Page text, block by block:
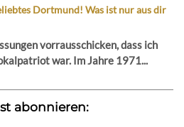
Dortmund! Was ist nur aus dir
vorrausschicken, dass ich
war. Im Jahre 1971...
abonnieren: